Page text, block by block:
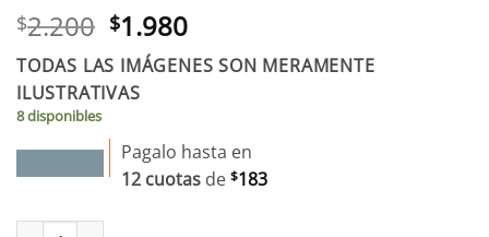
$2.200 El
precio
original
era:
$2.200.
$1.980El
precio
actual
TODAS LAS IMÁGENES SON MERAMENTE
ILUSTRATIVAS
8 disponibles
Pagalo hasta en
12 cuotas de $183
Mesa De Luz 1 Cajon Tirador Metalico Madera Maciza Cera